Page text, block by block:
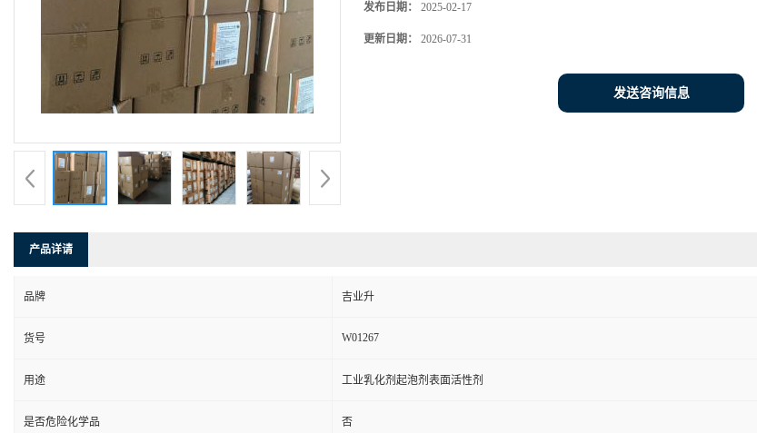
发布日期： 2025-02-17
更新日期： 2026-07-31
发送咨询信息
产品详请
品牌 吉业升
货号 W01267
用途 工业乳化剂起泡剂表面活性剂
是否危险化学品 否